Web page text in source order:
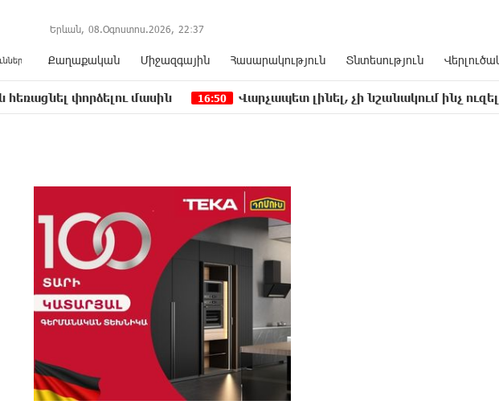
Երևան, 08.Օգոստոս.2026, 22:37
Քաղաքական Միջազգային Հասարակություն Տնտեսություն
մասին 16:50 Վարչապետ լինել, չի նշանակում ինչ ուզել անել